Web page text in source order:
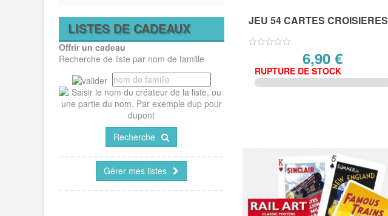
LISTES DE CADEAUX
Offrir un cadeau
Recherche de liste par nom de famille
Recherche
Gérer mes listes
JEU 54 CARTES CROISIERES
6,90 €
RUPTURE DE STOCK